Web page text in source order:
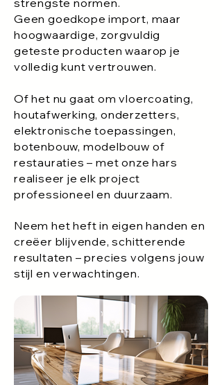
Geen goedkope import, maar
hoogwaardige, zorgvuldig
geteste producten waarop je
volledig kunt vertrouwen.
Of het nu gaat om vloercoating,
houtafwerking, onderzetters,
elektronische toepassingen,
botenbouw, modelbouw of
restauraties – met onze hars
realiseer je elk project
professioneel en duurzaam.
Neem het heft in eigen handen en
creëer blijvende, schitterende
resultaten – precies volgens jouw
stijl en verwachtingen.